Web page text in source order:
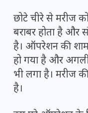
छोटे चीरे से मरीज
बराबर होता है और
है। ऑपरेशन की शाम
हो गया है और
भी लगा है। मरीज
है।